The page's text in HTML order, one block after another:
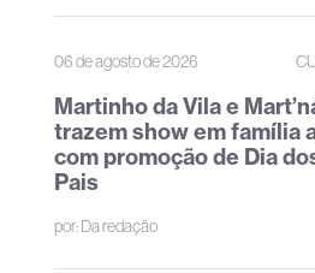
06 de agosto de 2026
Martinho da Vila e
trazem show em família
com promoção de Dia
Pais
por:Da redação